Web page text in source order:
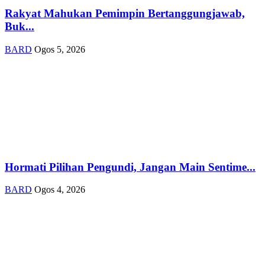
Rakyat Mahukan Pemimpin Bertanggungjawab,
Buk...
BARD Ogos 5, 2026
Hormati Pilihan Pengundi, Jangan Main Sentime...
BARD Ogos 4, 2026